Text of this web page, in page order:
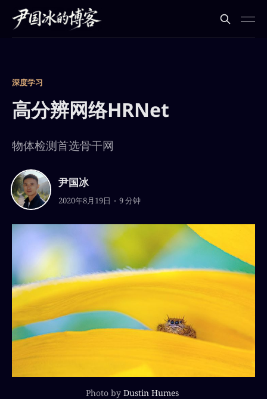
深度学习
高分辨网络HRNet
物体检测首选骨干网
尹国冰
2020年8月19日 9 分钟
Photo by Dustin Humes